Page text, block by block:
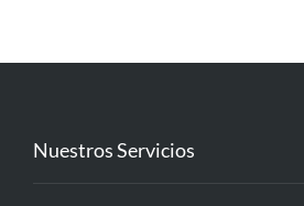
Nuestros Servicios